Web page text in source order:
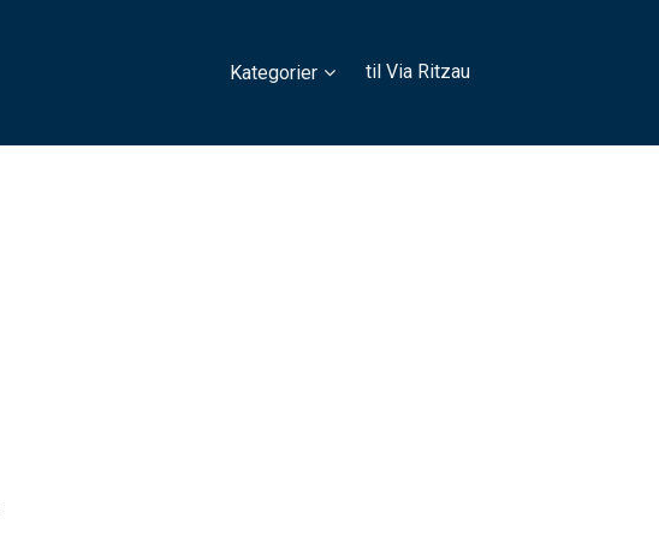
Kategorier til Via Ritzau